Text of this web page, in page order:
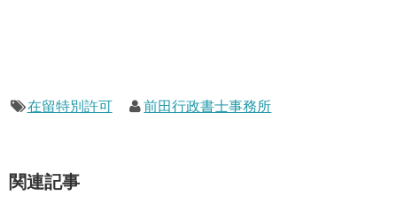
在留特別許可 前田行政書士事務所
関連記事